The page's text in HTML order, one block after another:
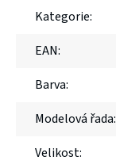
Kategorie:
EAN:
Barva:
Modelová řada:
Velikost: